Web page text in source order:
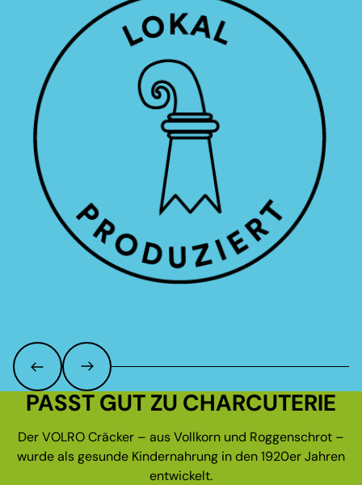
PASST GUT ZU CHARCUTERIE
Der VOLRO Cräcker – aus Vollkorn und Roggenschrot –
wurde als gesunde Kindernahrung in den 1920er Jahren
entwickelt.